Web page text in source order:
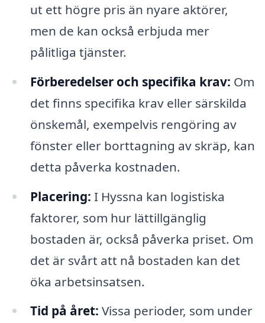
ut ett högre pris än nyare aktörer,
men de kan också erbjuda mer
pålitliga tjänster.
Förberedelser och specifika krav: Om
det finns specifika krav eller särskilda
önskemål, exempelvis rengöring av
fönster eller borttagning av skräp, kan
detta påverka kostnaden.
Placering: I Hyssna kan logistiska
faktorer, som hur lättillgänglig
bostaden är, också påverka priset. Om
det är svårt att nå bostaden kan det
öka arbetsinsatsen.
Tid på året: Vissa perioder, som under